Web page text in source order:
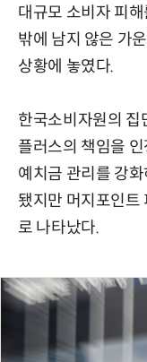
대규모 소비자 피
밖에 남지 않은 가
상황에 놓였다.
한국소비자원의 집
플러스의 책임을
예치금 관리를 강
됐지만 머지포인트
로 나타났다.